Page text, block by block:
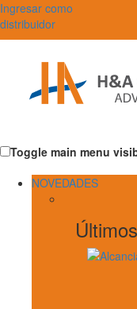
Ingresar como
distribuidor
Toggle main menu
NOVEDADES